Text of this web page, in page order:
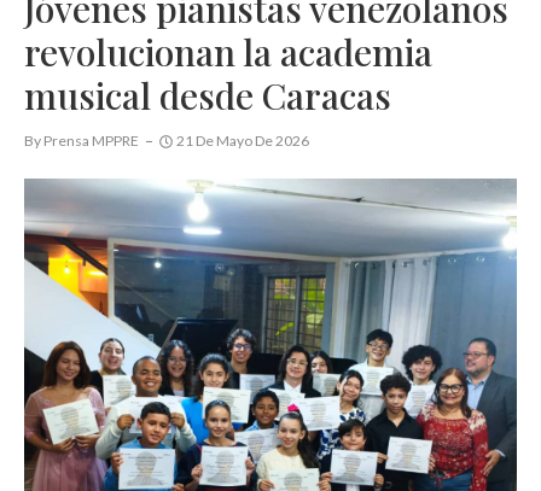
revolucionan la academia
musical desde Caracas
By Prensa MPPRE 21 De Mayo De 2026